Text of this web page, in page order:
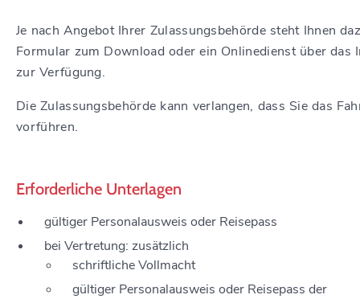
Je nach Angebot Ihrer Zulassungsbehörde steht Ihnen
Formular zum Download oder ein Onlinedienst über das
zur Verfügung.
Die Zulassungsbehörde kann verlangen, dass Sie das
vorführen.
Erforderliche Unterlagen
gültiger Personalausweis oder Reisepass
bei Vertretung: zusätzlich
schriftliche Vollmacht
gültiger Personalausweis oder Reisepass der